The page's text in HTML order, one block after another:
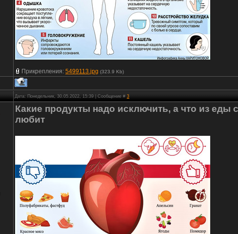
Прикрепления: 5499113.jpg (323.9 Kb)
Дата: Понедельник, 30.05.2022, 15:39 | Сообщение # 3
Какие продукты надо исключить, а что из еды
любит